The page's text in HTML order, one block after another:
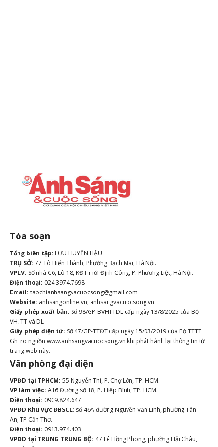
Tòa soạn
Tổng biên tập: LƯU HUYỀN HẬU
TRỤ SỞ: 77 Tô Hiến Thành, Phường Bạch Mai, Hà Nội.
VPLV: Số nhà C6, Lô 18, KĐT mới Định Công, P. Phương Liệt, Hà Nội.
Điện thoại: 024.3974.7698
Email: tapchianhsangvacuocsong@gmail.com
Website: anhsangonline.vn; anhsangvacuocsong.vn
Giấy phép xuất bản: Số 98/GP-BVHTTDL cấp ngày 13/8/2025 của Bộ
VH, TT và DL
Giấy phép điện tử: Số 47/GP-TTĐT cấp ngày 15/03/2019 của Bộ TTTT
Ghi rõ nguồn www.anhsangvacuocsong.vn khi phát hành lại thông tin từ
trang web này.
Văn phòng đại diện
VPĐD tại TPHCM: 55 Nguyễn Thi, P. Chợ Lớn, TP. HCM.
VP làm việc: A16 Đường số 18, P. Hiệp Bình, TP. HCM.
Điện thoại: 0909.824.647
VPĐD Khu vực ĐBSCL: số 46A đường Nguyễn Văn Linh, phường Tân
An, TP Cần Thơ.
Điện thoại: 0913.974.403
VPĐD tại TRUNG TRUNG BỘ: 47 Lê Hồng Phong, phường Hải Châu,